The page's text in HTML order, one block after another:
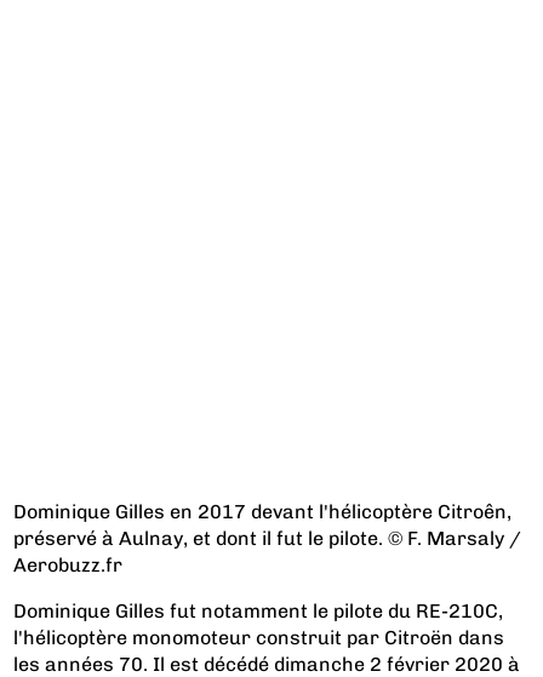
Dominique Gilles en 2017 devant l'hélicoptère Citroên,
préservé à Aulnay, et dont il fut le pilote. © F. Marsaly /
Aerobuzz.fr
Dominique Gilles fut notamment le pilote du RE-210C,
l'hélicoptère monomoteur construit par Citroën dans
les années 70. Il est décédé dimanche 2 février 2020 à